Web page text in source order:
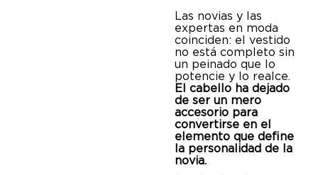
Las novias y las
expertas en moda
coinciden: el vestido
no está completo sin
un peinado que lo
potencie y lo realce.
El cabello ha dejado
de ser un mero
accesorio para
convertirse en el
elemento que define
la personalidad de la
novia.